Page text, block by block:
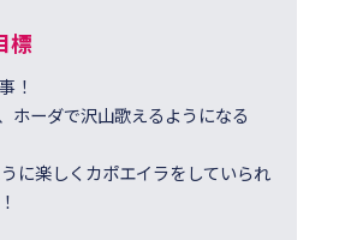
標
！
ホーダで沢山歌えるようになる
に楽しくカポエイラをしていられ